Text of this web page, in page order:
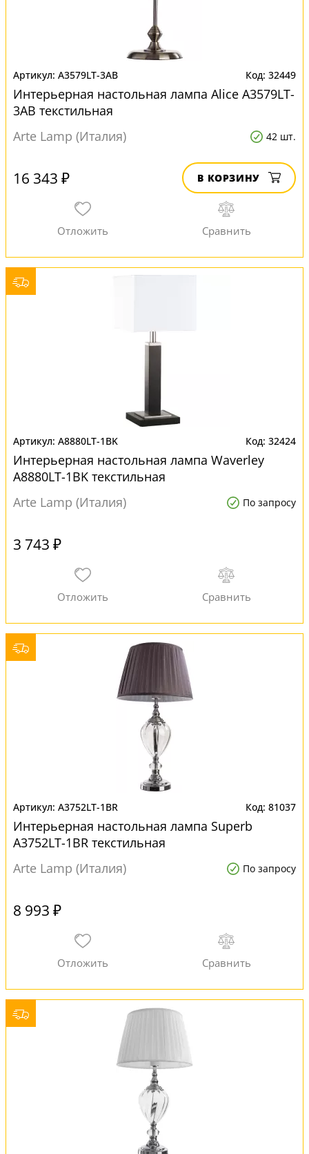
A3579LT-3AB 32449
Интерьерная настольная лампа Alice A3579LT-
3AB текстильная
Arte Lamp (Италия)
42 шт.
16 343 ₽ В КОРЗИНУ
A8880LT-1BK 32424
Интерьерная настольная лампа Waverley
A8880LT-1BK текстильная
Arte Lamp (Италия)
По запросу
3 743 ₽
A3752LT-1BR 81037
Интерьерная настольная лампа Superb
A3752LT-1BR текстильная
Arte Lamp (Италия)
По запросу
8 993 ₽